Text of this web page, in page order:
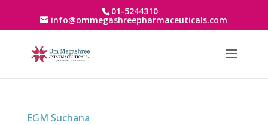
01-5244310
info@ommegashreepharmaceuticals.com
EGM Suchana